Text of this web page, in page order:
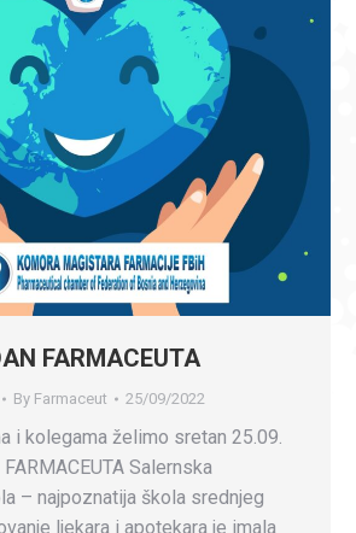
FARMACEUTA
By Farmaceut 25/09/2022
i kolegama želimo sretan 25.09.
Salernska
– najpoznatija škola srednjeg
ljekara i apotekara je imala